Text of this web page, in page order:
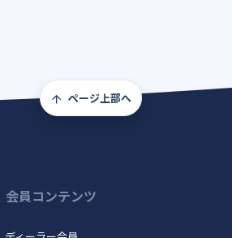
ページ上部へ
会員コンテンツ